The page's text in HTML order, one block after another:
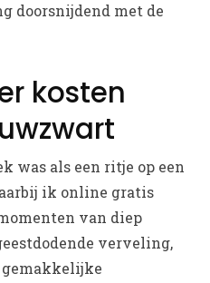
doorsnijdend met de
kosten
was als een ritje op een
ik online gratis
van diep
verveling,